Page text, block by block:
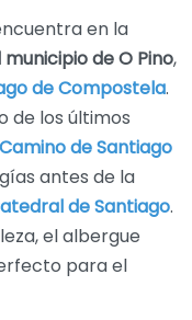
en la
municipio de O Pino,
de Compostela.
de los últimos
Camino de Santiago
antes de la
de Santiago.
el albergue
para el